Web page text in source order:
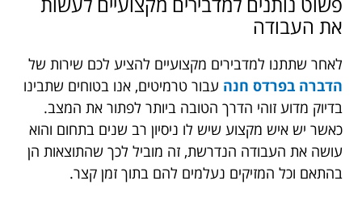
את העבודה
לאחר שתתנו למדבירים מקצועיים להציע לכם שירות של
הדברה בפרדס חנה עבור טרמיטים, אנו בטוחים שתבינו
בדיוק מדוע זוהי הדרך הטובה ביותר לפתור את המצב.
כאשר יש איש מקצוע שיש לו ניסיון רב שנים בתחום והוא
עושה את העבודה הנדרשת, זה מוביל לכך שהתוצאות הן
בהתאם וכל המזיקים נעלמים להם בתוך זמן קצר.